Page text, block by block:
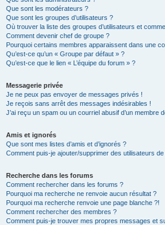
Que sont les modérateurs ?
Que sont les groupes d’utilisateurs ?
Où trouver la liste des groupes d’utilisateurs et
Comment devenir chef de groupe ?
Pourquoi certains membres apparaissent dans une
Qu’est-ce qu’un « Groupe par défaut » ?
Qu’est-ce que le lien « L’équipe du forum » ?
Messagerie privée
Je ne peux pas envoyer de messages privés !
Je reçois sans arrêt des messages indésirables !
J’ai reçu un spam ou un courriel abusif d’un membre
Amis et ignorés
Que sont mes listes d’amis et d’ignorés ?
Comment puis-je ajouter/supprimer des utilisateurs de
Recherche dans les forums
Comment rechercher dans les forums ?
Pourquoi ma recherche ne renvoie aucun résultat ?
Pourquoi ma recherche renvoie une page blanche ?!
Comment rechercher des membres ?
Comment puis-je trouver mes propres messages et